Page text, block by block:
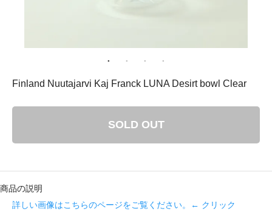
Finland Nuutajarvi Kaj Franck LUNA Desirt bowl Clear
SOLD OUT
商品の説明
詳しい画像はこちらのページをご覧ください。← クリック
平成29年8月11日（金）－ 8月16日（水）
ホーム＆インテリア